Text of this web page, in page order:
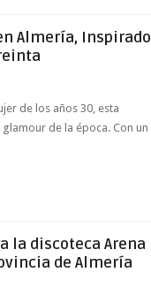
Almería, Inspirado
de los años 30, esta
de la época. Con un
la discoteca Arena
de Almería